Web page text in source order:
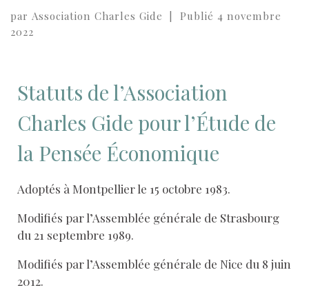
par Association Charles Gide Publié 4 novembre
2022
Statuts de l’Association
Charles Gide pour l’Étude de
la Pensée Économique
Adoptés à Montpellier le 15 octobre 1983.
Modifiés par l’Assemblée générale de Strasbourg
du 21 septembre 1989.
Modifiés par l’Assemblée générale de Nice du 8 juin
2012.